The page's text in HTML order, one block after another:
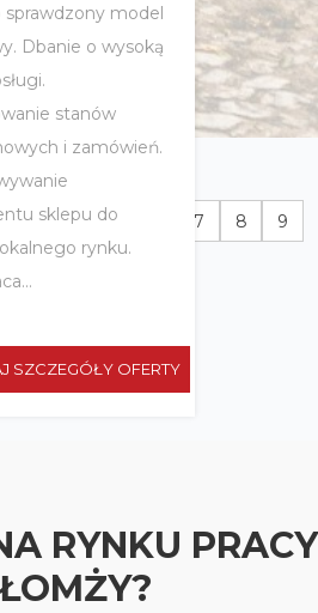
sprawdzony model
Dbanie o wysoką
stanów
i zamówień.
sklepu do
rynku.
SZCZEGÓŁY OFERTY
3 4 5 7 8 9
14
RYNKU PRACY